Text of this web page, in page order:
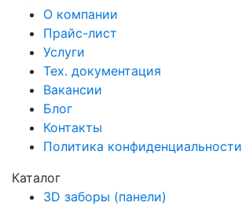
О компании
Прайс-лист
Услуги
Тех. документация
Вакансии
Блог
Контакты
Политика конфиденциальности
Каталог
3D заборы (панели)